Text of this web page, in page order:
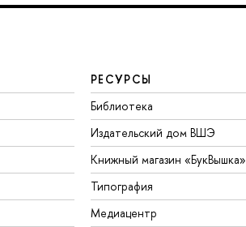
РЕСУРСЫ
Библиотека
Издательский дом ВШЭ
Книжный магазин «БукВышка»
Типография
Медиацентр